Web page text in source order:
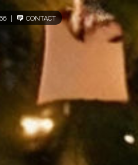
CONTACT